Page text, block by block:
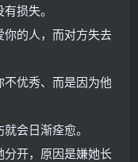
损失。
的人，而对方失去
优秀、而是因为他
会日渐痊愈。
分开，原因是嫌她长